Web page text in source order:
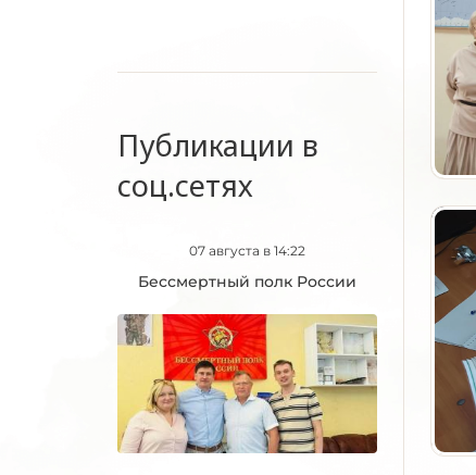
Публикации в
соц.сетях
07 августа в 14:22
Бессмертный полк России